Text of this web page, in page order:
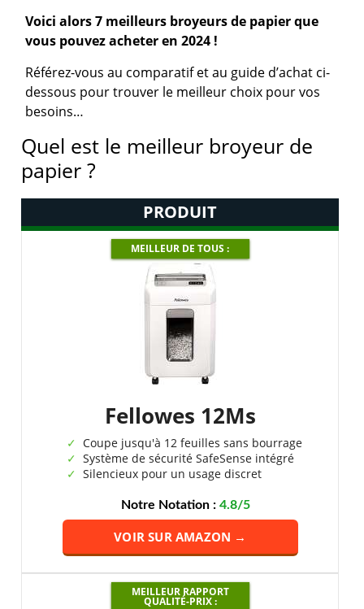
Voici alors 7 meilleurs broyeurs de papier que
vous pouvez acheter en 2024 !
Référez-vous au comparatif et au guide d’achat ci-
dessous pour trouver le meilleur choix pour vos
besoins…
Quel est le meilleur broyeur de
papier ?
PRODUIT
MEILLEUR DE TOUS :
Fellowes 12Ms
Coupe jusqu'à 12 feuilles sans bourrage
Système de sécurité SafeSense intégré
Silencieux pour un usage discret
Notre Notation :4.8/5
VOIR SUR AMAZON →
MEILLEUR RAPPORT
QUALITÉ-PRIX :